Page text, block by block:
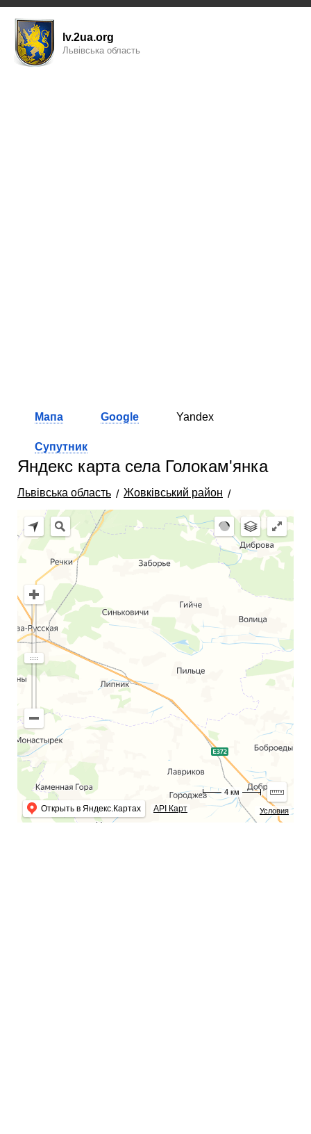
lv.2ua.org
Львівська область
Мапа Google Yandex
Супутник
Яндекс карта села Голокам'янка
Львівська область Жовківський район
Условия
Открыть в Яндекс.Картах API Карт
4 км